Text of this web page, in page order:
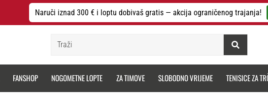
Naruči iznad 300 € i loptu dobivaš gratis — akcija ograničenog trajanja!
FANSHOP NOGOMETNE LOPTE ZA TIMOVE SLOBODNO VRIJEME TENISICE ZA